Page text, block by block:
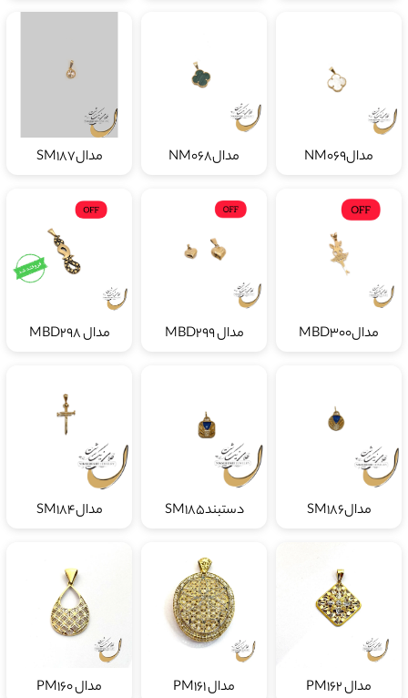
مدالNM069 مدالNM068 مدالSM187
مدالMBD300 مدال MBD299 مدال MBD298
مدالSM186 دستبندSM185 مدالSM184
مدال PM162 مدال PM161 مدال PM160